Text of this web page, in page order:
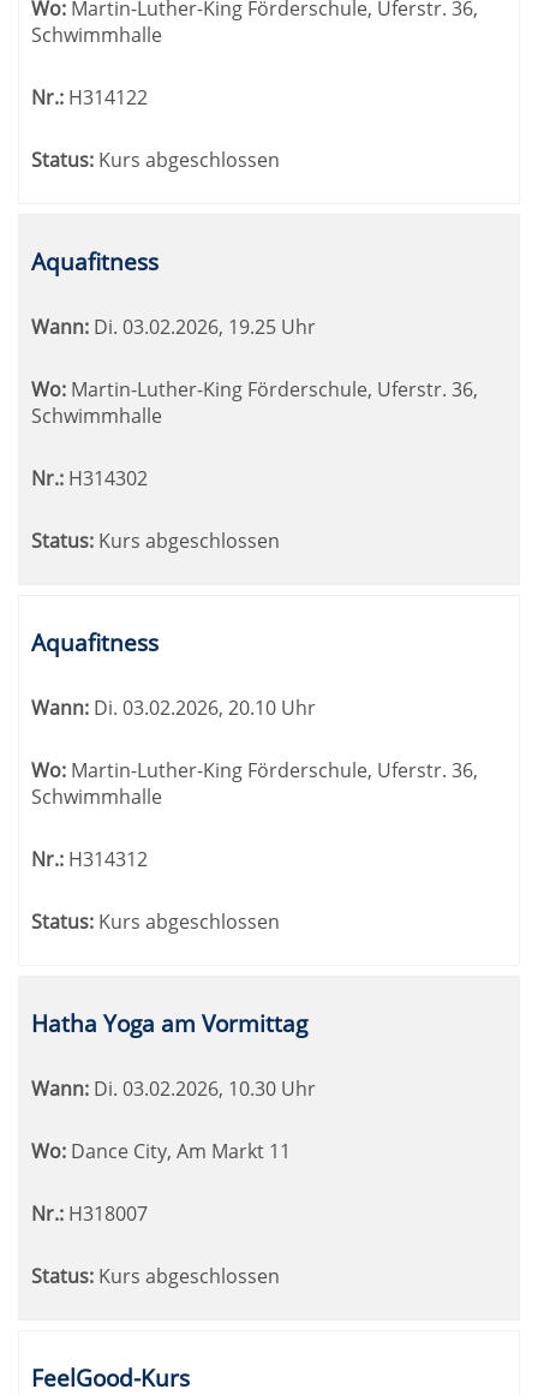
Wo: Martin-Luther-King Förderschule, Uferstr. 36,
Schwimmhalle
Nr.: H314122
Status: Kurs abgeschlossen
Aquafitness
Wann: Di. 03.02.2026, 19.25 Uhr
Wo: Martin-Luther-King Förderschule, Uferstr. 36,
Schwimmhalle
Nr.: H314302
Status: Kurs abgeschlossen
Aquafitness
Wann: Di. 03.02.2026, 20.10 Uhr
Wo: Martin-Luther-King Förderschule, Uferstr. 36,
Schwimmhalle
Nr.: H314312
Status: Kurs abgeschlossen
Hatha Yoga am Vormittag
Wann: Di. 03.02.2026, 10.30 Uhr
Wo: Dance City, Am Markt 11
Nr.: H318007
Status: Kurs abgeschlossen
FeelGood-Kurs